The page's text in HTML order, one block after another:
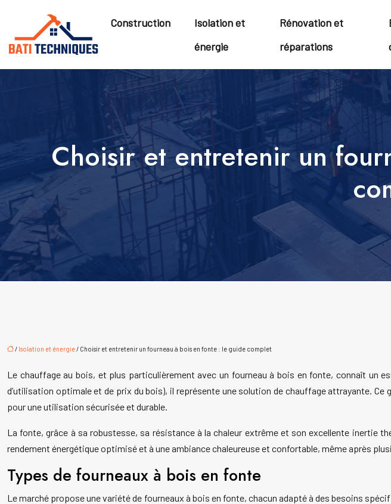
Construction
Isolation et
énergie
Rénovation et
réparations
Choisir et entretenir un
/ Isolation et énergie/ Choisir et entretenir un fourneau à bois en fonte : le guide complet
Le chauffage au bois, et plus particulièrement avec un fourneau à bois en fonte, connaît un
d’utilisation optimale et de prix du bois), il représente une solution de chauffage attrayante.
pour une utilisation sécurisée et durable.
La fonte, grâce à sa robustesse, sa résistance à la chaleur extrême et son excellente inertie
rendement énergétique optimisé et à une ambiance chaleureuse et confortable, même après
Types de fourneaux à bois en fonte
Le marché propose une variété de fourneaux à bois en fonte, chacun adapté à des besoins